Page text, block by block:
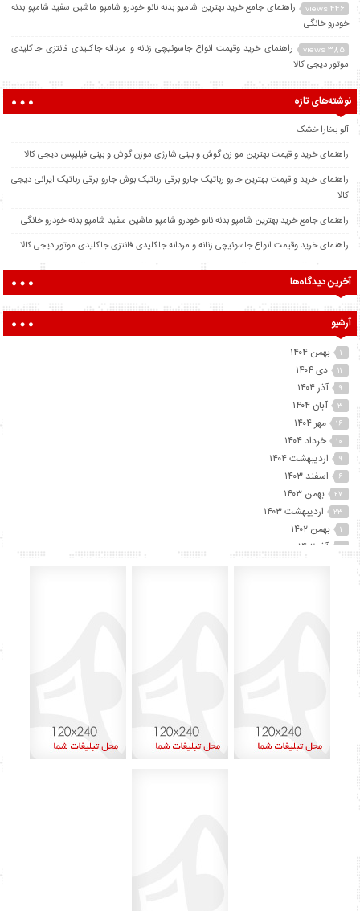
446 views
راهنمای جامع خرید بهترین شامپو بدنه نانو خودرو شامپو ماشین سفید شامپو بدنه
خودرو خانگی
385 views
راهنمای خرید وقیمت انواع جاسوئیچی زنانه و مردانه جاکلیدی فانتزی جاکلیدی
موتور دیجی کالا
نوشته‌های تازه
آلو بخارا خشک
راهنمای خرید و قیمت بهترین مو زن گوش و بینی شارژی موزن گوش و بینی فیلیپس دیجی کالا
راهنمای خرید و قیمت بهترین جارو رباتیک جارو برقی رباتیک بوش جارو برقی رباتیک ایرانی دیجی
کالا
راهنمای جامع خرید بهترین شامپو بدنه نانو خودرو شامپو ماشین سفید شامپو بدنه خودرو خانگی
راهنمای خرید وقیمت انواع جاسوئیچی زنانه و مردانه جاکلیدی فانتزی جاکلیدی موتور دیجی کالا
آخرین دیدگاه‌ها
آرشیو
بهمن ۱۴۰۴
دی ۱۴۰۴
آذر ۱۴۰۴
آبان ۱۴۰۴ ۳
مهر ۱۴۰۴ ۱۶
خرداد ۱۴۰۴
اردیبهشت ۱۴۰۴
اسفند ۱۴۰۳ ۶
بهمن ۱۴۰۳ ۲۷
اردیبهشت ۱۴۰۳ ۲۳
بهمن ۱۴۰۲
آذر ۱۴۰۲ ۲
دی ۱۳۹۹
شهریور ۱۳۹۹